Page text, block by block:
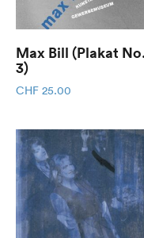
Max Bill (Plakat No.
3)
CHF 25.00